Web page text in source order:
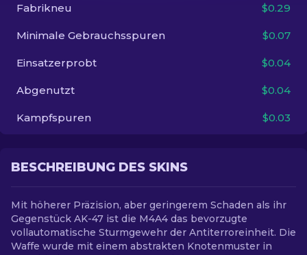
DE
Fabrikneu $0.29
Minimale Gebrauchsspuren $0.07
Einsatzerprobt $0.04
Abgenutzt $0.04
Kampfspuren $0.03
BESCHREIBUNG DES SKINS
Mit höherer Präzision, aber geringerem Schaden als ihr
Gegenstück AK-47 ist die M4A4 das bevorzugte
vollautomatische Sturmgewehr der Antiterroreinheit. Die
Waffe wurde mit einem abstrakten Knotenmuster in